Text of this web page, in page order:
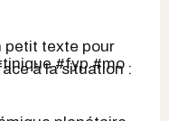
#fyp #mo
petit texte pour
à la situation :